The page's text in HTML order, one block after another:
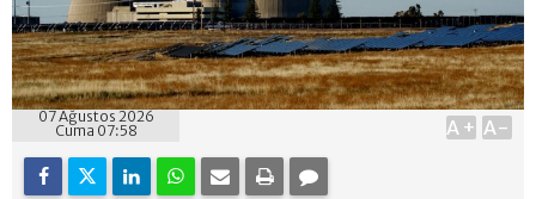
07 Ağustos 2026
Cuma 07:58
A+ A-